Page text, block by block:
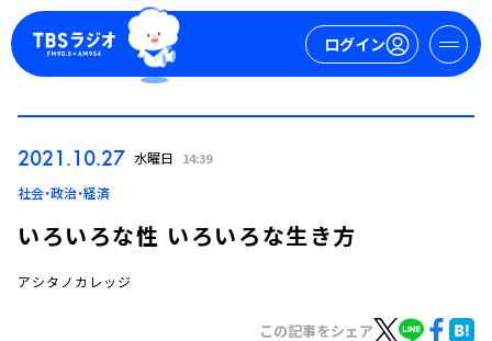
ログイン
2021.10.27 水曜日 14:39
社会・政治・経済
いろいろな性 いろいろな生き方
アシタノカレッジ
この記事をシェア